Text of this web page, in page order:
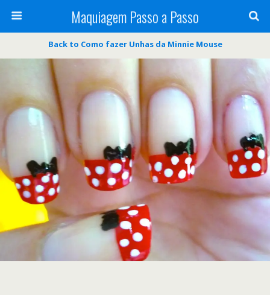
Maquiagem Passo a Passo
Back to Como fazer Unhas da Minnie Mouse